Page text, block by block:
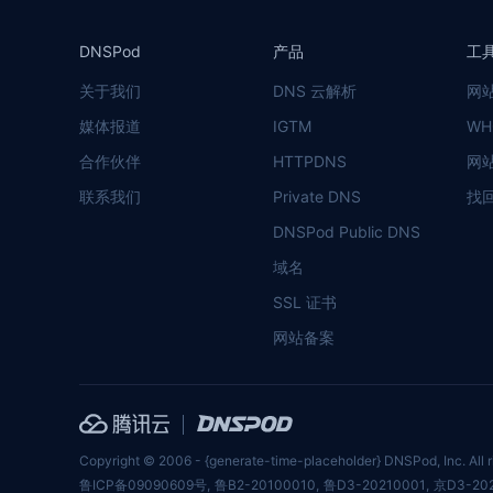
DNSPod
关于我们
媒体报道
合作伙伴
联系我们
产品
DNS 云解析
IGTM
HTTPDNS
Private DNS
DNSPod Public DNS
域名
SSL 证书
网站备案
工
网
网
找
Copyright © 2006 - {generate-time-placeholder} DNSPod, Inc. All
鲁ICP备09090609号, 鲁B2-20100010, 鲁D3-20210001 , 京D3-